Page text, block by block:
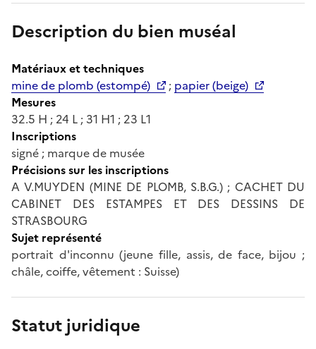
Description du bien muséal
Matériaux et techniques
mine de plomb (estompé)
; papier (beige)
Mesures
32.5 H ; 24 L ; 31 H1 ; 23 L1
Inscriptions
signé ; marque de musée
Précisions sur les inscriptions
A V.MUYDEN (MINE DE PLOMB, S.B.G.) ; CACHET DU
CABINET DES ESTAMPES ET DES DESSINS DE
STRASBOURG
Sujet représenté
portrait d'inconnu (jeune fille, assis, de face, bijou ;
châle, coiffe, vêtement : Suisse)
Statut juridique